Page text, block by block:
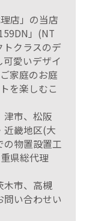
店」の当店
」(NT
クラスのデ
愛いデザイ
家庭のお庭
を楽しむこ
津市、松阪
近畿地区(大
の物置設置工
県総代理
木市、高槻
い合わせい